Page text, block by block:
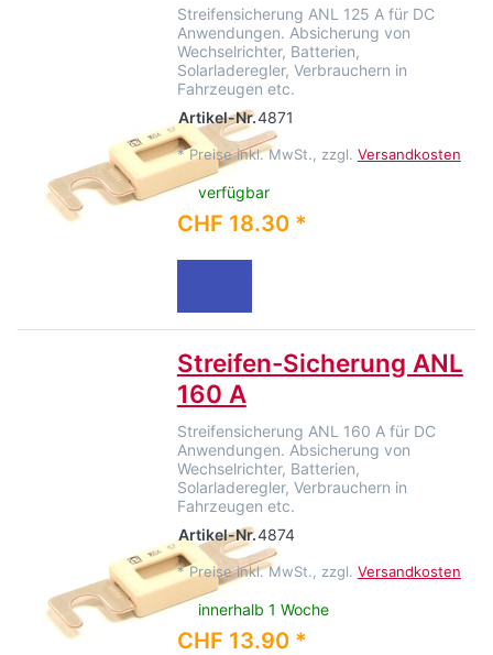
Streifensicherung ANL 125 A für DC
Anwendungen. Absicherung von
Wechselrichter, Batterien,
Solarladeregler, Verbrauchern in
Fahrzeugen etc.
Artikel-Nr.4871
* Preise inkl. MwSt., zzgl. Versandkosten
verfügbar
CHF 18.30 *
Streifen-Sicherung ANL
160 A
Streifensicherung ANL 160 A für DC
Anwendungen. Absicherung von
Wechselrichter, Batterien,
Solarladeregler, Verbrauchern in
Fahrzeugen etc.
Artikel-Nr.4874
* Preise inkl. MwSt., zzgl. Versandkosten
innerhalb 1 Woche
CHF 13.90 *